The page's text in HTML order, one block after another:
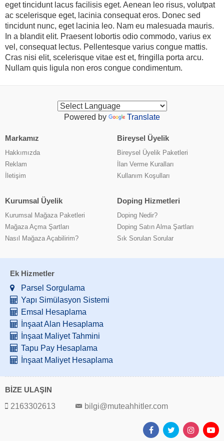
eget tincidunt lacus facilisis eget. Aenean leo risus, volutpat
ac scelerisque eget, lacinia consequat eros. Donec sed
tincidunt nunc, eget lacinia leo. Nam eu malesuada mauris.
In a blandit elit. Praesent lobortis odio commodo, varius ex
vel, consequat lectus. Pellentesque varius congue mattis.
Cras nisi elit, scelerisque vitae est et, fringilla porta arcu.
Nullam quis ligula non eros congue condimentum.
Powered by Translate
Markamız
Hakkımızda
Reklam
İletişim
Bireysel Üyelik
Bireysel Üyelik Paketleri
İlan Verme Kuralları
Kullanım Koşulları
Kurumsal Üyelik
Kurumsal Mağaza Paketleri
Mağaza Açma Şartları
Nasıl Mağaza Açabilirim?
Doping Hizmetleri
Doping Nedir?
Doping Satın Alma Şartları
Sık Sorulan Sorular
Ek Hizmetler
Parsel Sorgulama
Yapı Simülasyon Sistemi
Emsal Hesaplama
İnşaat Alan Hesaplama
İnşaat Maliyet Tahmini
Tapu Pay Hesaplama
İnşaat Maliyet Hesaplama
BİZE ULAŞIN
2163302613
bilgi@muteahhitler.com